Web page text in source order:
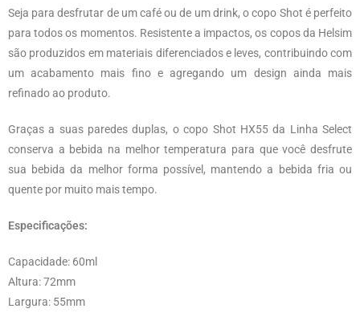
Seja para desfrutar de um café ou de um drink, o copo Shot é perfeito
para todos os momentos. Resistente a impactos, os copos da Helsim
são produzidos em materiais diferenciados e leves, contribuindo com
um acabamento mais fino e agregando um design ainda mais
refinado ao produto.
Graças a suas paredes duplas, o copo Shot HX55 da Linha Select
conserva a bebida na melhor temperatura para que você desfrute
sua bebida da melhor forma possível, mantendo a bebida fria ou
quente por muito mais tempo.
Especificações:
Capacidade: 60ml
Altura: 72mm
Largura: 55mm